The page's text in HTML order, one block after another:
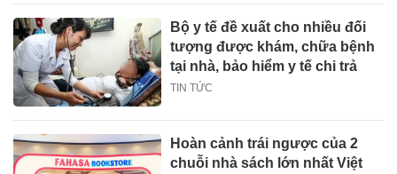
Bộ y tế đề xuất cho nhiều đối
tượng được khám, chữa bệnh
tại nhà, bảo hiểm y tế chi trả
TIN TỨC
Hoàn cảnh trái ngược của 2
chuỗi nhà sách lớn nhất Việt